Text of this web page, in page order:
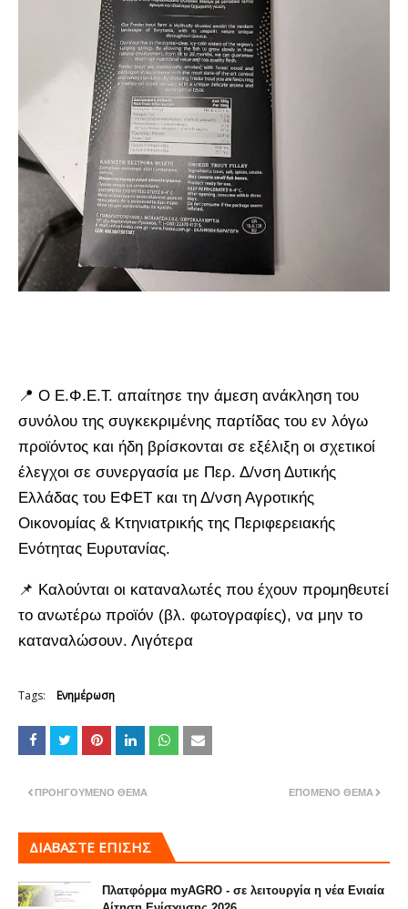
📍 Ο Ε.Φ.Ε.Τ. απαίτησε την άμεση ανάκληση του
συνόλου της συγκεκριμένης παρτίδας του εν λόγω
προϊόντος και ήδη βρίσκονται σε εξέλιξη οι σχετικοί
έλεγχοι σε συνεργασία με Περ. Δ/νση Δυτικής
Ελλάδας του ΕΦΕΤ και τη Δ/νση Αγροτικής
Οικονομίας & Κτηνιατρικής της Περιφερειακής
Ενότητας Ευρυτανίας.
📌 Καλούνται οι καταναλωτές που έχουν προμηθευτεί
το ανωτέρω προϊόν (βλ. φωτογραφίες), να μην το
καταναλώσουν. Λιγότερα
Tags: Ενημέρωση
ΕΠΌΜΕΝΟ ΘΈΜΑ
ΠΡΟΗΓΟΎΜΕΝΟ ΘΈΜΑ
ΔΙΑΒΑΣΤΕ ΕΠΙΣΗΣ
Πλατφόρμα myAGRO - σε λειτουργία η νέα Ενιαία